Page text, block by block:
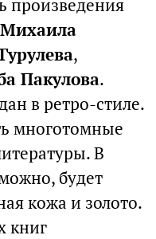
произведения
Михаила
,
Пакулова.
в ретро-стиле.
многотомные
В
будет
кожа и золото.
книг